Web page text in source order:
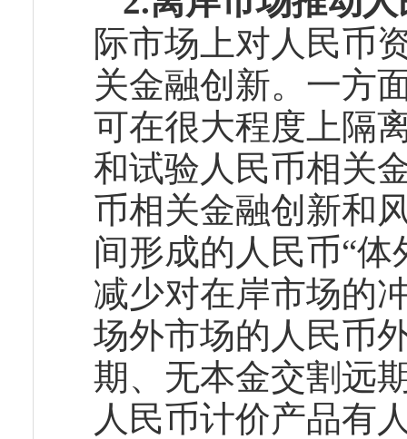
际市场上对人民币
关金融创新。一方
可在很大程度上隔
和试验人民币相关
币相关金融创新和
间形成的人民币“
减少对在岸市场的
场外市场的人民币
期、无本金交割远
人民币计价产品有